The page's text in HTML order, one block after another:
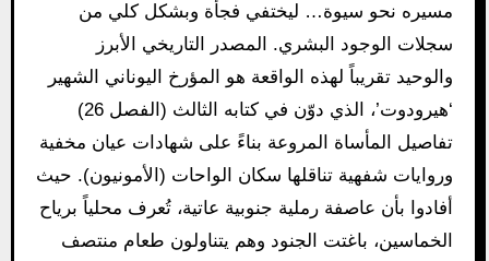
مسيره نحو سيوة… ليختفي فجأة وبشكل كلي من
سجلات الوجود البشري. المصدر التاريخي الأبرز
والوحيد تقريباً لهذه الواقعة هو المؤرخ اليوناني الشهير
‘هيرودوت’، الذي دوّن في كتابه الثالث (الفصل 26)
تفاصيل المأساة المروعة بناءً على شهادات عيان مخفية
وروايات شفهية تناقلها سكان الواحات (الأمونيون). حيث
أفادوا بأن عاصفة رملية جنوبية عاتية، تُعرف محلياً برياح
الخماسين، باغتت الجنود وهم يتناولون طعام منتصف